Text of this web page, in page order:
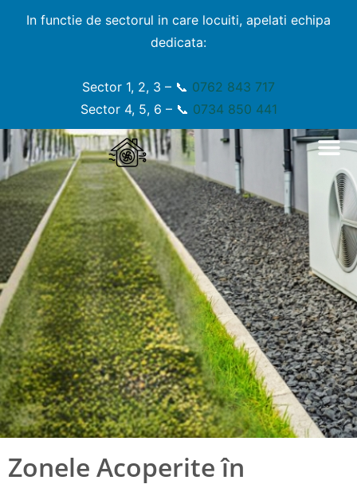
In functie de sectorul in care locuiti, apelati echipa
dedicata:
Sector 1, 2, 3 – 📞 0762 843 717
Sector 4, 5, 6 – 📞 0734 850 441
Zonele Acoperite în